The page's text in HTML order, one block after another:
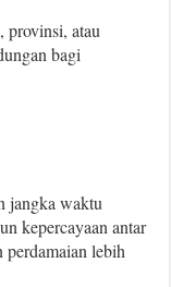
provinsi, atau
bagi
jangka waktu
kepercayaan antar
lebih